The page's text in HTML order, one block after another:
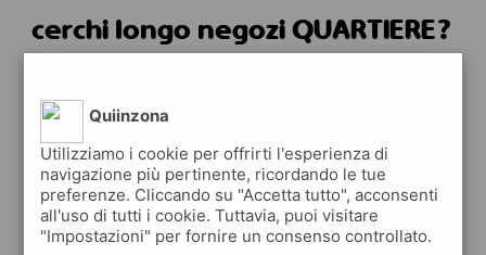
cerchi longo negozi QUARTIERE?
Quiinzona
Utilizziamo i cookie per offrirti l'esperienza di
navigazione più pertinente, ricordando le tue
preferenze. Cliccando su "Accetta tutto", acconsenti
all'uso di tutti i cookie. Tuttavia, puoi visitare
"Impostazioni" per fornire un consenso controllato.